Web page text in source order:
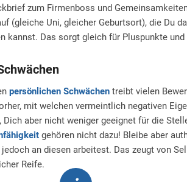
zum Firmenboss und
(gleiche Uni, gleicher Geburtsort), die Du
kannst. Das sorgt gleich für Pluspunkte und
persönlichen Schwächen treibt vielen
mit welchen vermeintlich negativen
aber nicht weniger geeignet für die
gehören nicht dazu! Bleibe aber
an diesen arbeitest. Das zeugt von
Reife.